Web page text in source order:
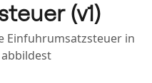
(v1)
Einfuhrumsatzsteuer in